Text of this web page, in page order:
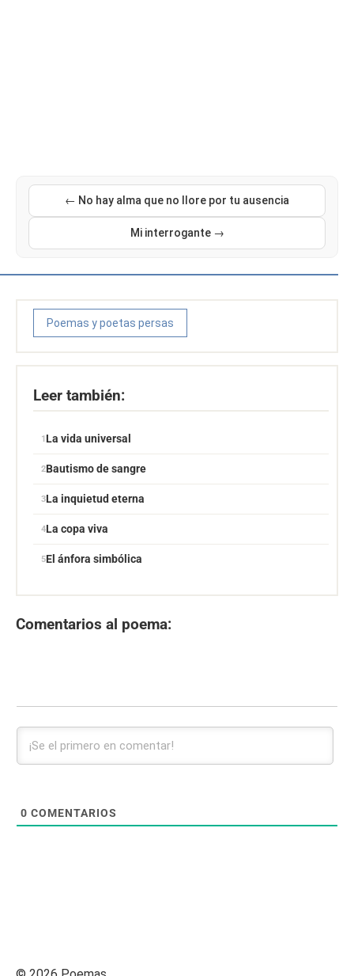
← No hay alma que no llore por tu ausencia
Mi interrogante →
Poemas y poetas persas
Leer también:
La vida universal
Bautismo de sangre
La inquietud eterna
La copa viva
El ánfora simbólica
Comentarios al poema:
0 COMENTARIOS